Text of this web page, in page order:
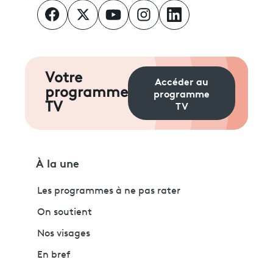
Votre
programme
TV
Accéder au
programme
TV
À la une
Les programmes à ne pas rater
On soutient
Nos visages
En bref